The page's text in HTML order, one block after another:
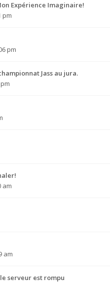
Expérience Imaginaire!
pm
pm
Jass au jura.
am
am
serveur est rompu